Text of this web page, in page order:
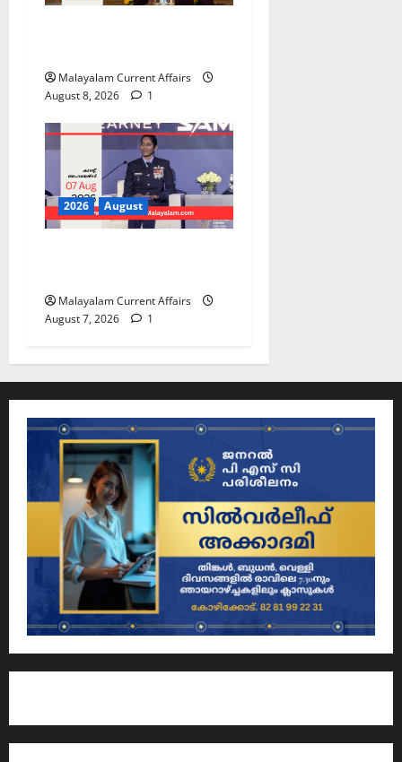
Malayalam Current Affairs
August 8, 2026
1
2026 August
Malayalam Current Affairs
August 7, 2026
1